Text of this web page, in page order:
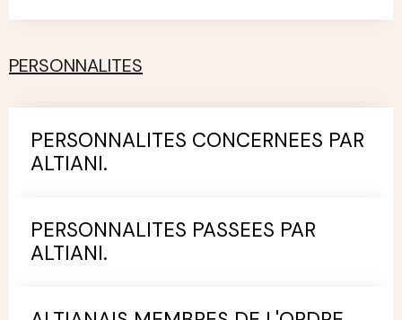
PERSONNALITES
PERSONNALITES CONCERNEES PAR
ALTIANI.
PERSONNALITES PASSEES PAR
ALTIANI.